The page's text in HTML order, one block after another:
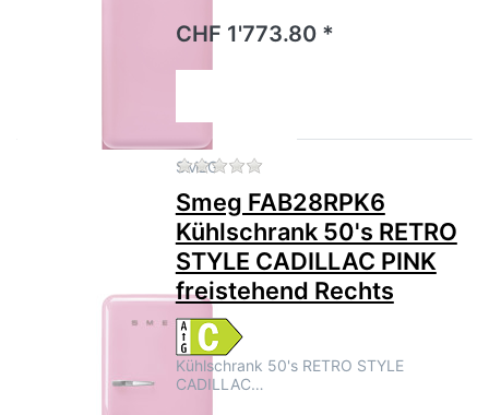
CHF 1'773.80 *
SMEG Zu diesem Produkt liegen
Smeg FAB28RPK6
Kühlschrank 50's RETRO
STYLE CADILLAC PINK
freistehend Rechts
Kühlschrank 50's RETRO STYLE
CADILLAC…